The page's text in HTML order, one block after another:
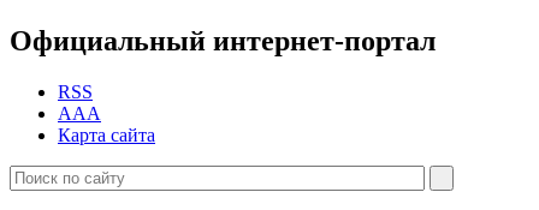
Официальный интернет-портал
RSS
AAA
Карта сайта